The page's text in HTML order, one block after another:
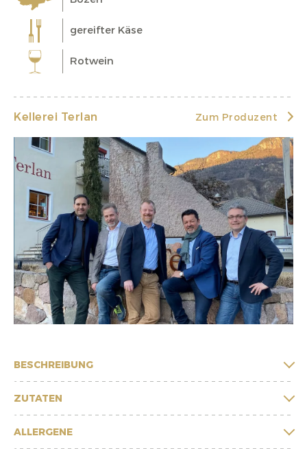
gereifter Käse
Rotwein
Kellerei Terlan Zum Produzent
BESCHREIBUNG
ZUTATEN
ALLERGENE